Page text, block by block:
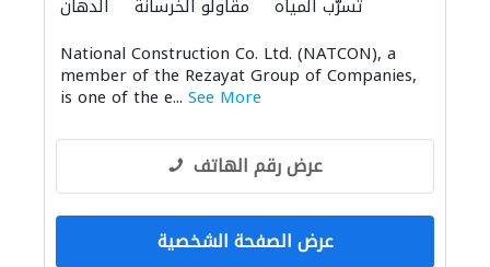
الدهان
مقاولو الخرسانة تسرّب المياه
National Construction Co. Ltd. (NATCON), a
member of the Rezayat Group of Companies,
is one of the e... See More
عرض رقم الهاتف
عرض الصفحة الشخصية